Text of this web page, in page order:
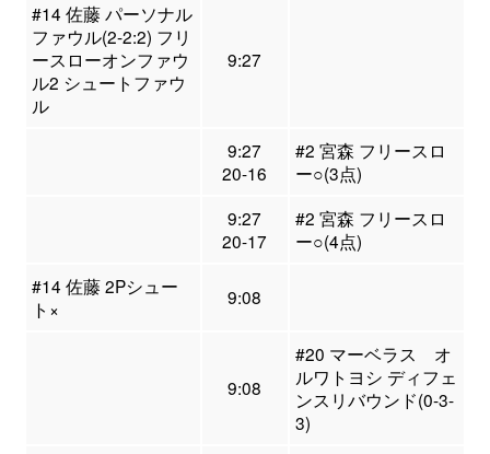
#14 佐藤 パーソナル
ファウル(2-2:2) フリ
ースローオンファウ
ル2 シュートファウ
ル
9:27
9:27
20-16
#2 宮森 フリースロ
ー○(3点)
9:27
20-17
#2 宮森 フリースロ
ー○(4点)
#14 佐藤 2Pシュー
ト×
9:08
9:08
#20 マーベラス オ
ルワトヨシ ディフェ
ンスリバウンド(0-3-
3)